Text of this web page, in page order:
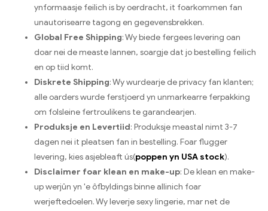
ynformaasje feilich is by oerdracht, it foarkommen fan
unautorisearre tagong en gegevensbrekken.
Global Free Shipping: Wy biede fergees levering oan
doar nei de measte lannen, soargje dat jo bestelling feilich
en op tiid komt.
Diskrete Shipping: Wy wurdearje de privacy fan klanten;
alle oarders wurde ferstjoerd yn unmarkearre ferpakking
om folsleine fertroulikens te garandearjen.
Produksje en Levertiid: Produksje meastal nimt 3-7
dagen nei it pleatsen fan in bestelling. Foar flugger
levering, kies asjebleaft ús(poppen yn USA stock).
Disclaimer foar klean en make-up: De klean en make-
up werjûn yn 'e ôfbyldings binne allinich foar
werjeftedoelen. Wy leverje sexy lingerie, mar net de